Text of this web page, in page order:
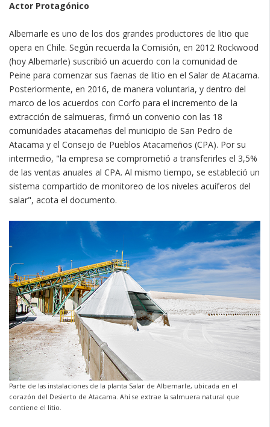
Actor Protagónico
Albemarle es uno de los dos grandes productores de litio que
opera en Chile. Según recuerda la Comisión, en 2012 Rockwood
(hoy Albemarle) suscribió un acuerdo con la comunidad de
Peine para comenzar sus faenas de litio en el Salar de Atacama.
Posteriormente, en 2016, de manera voluntaria, y dentro del
marco de los acuerdos con Corfo para el incremento de la
extracción de salmueras, firmó un convenio con las 18
comunidades atacameñas del municipio de San Pedro de
Atacama y el Consejo de Pueblos Atacameños (CPA). Por su
intermedio, "la empresa se comprometió a transferirles el 3,5%
de las ventas anuales al CPA. Al mismo tiempo, se estableció un
sistema compartido de monitoreo de los niveles acuíferos del
salar", acota el documento.
Parte de las instalaciones de la planta Salar de Albemarle, ubicada en el
corazón del Desierto de Atacama. Ahí se extrae la salmuera natural que
contiene el litio.